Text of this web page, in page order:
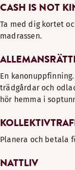
CASH IS NOT
Ta med dig kortet
madrassen.
En
trädgårdar och
hör hemma i
Planera och betala
NATTLIV